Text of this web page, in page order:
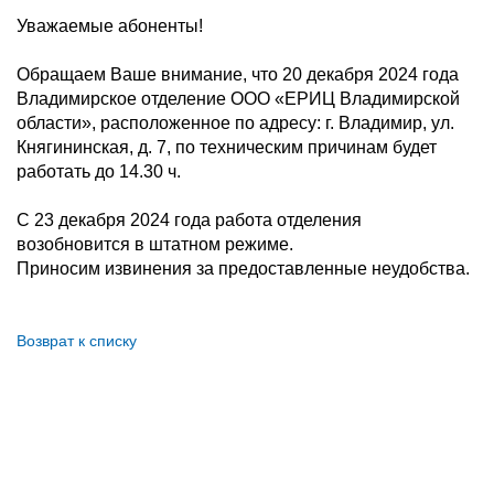
Уважаемые абоненты!
Обращаем Ваше внимание, что 20 декабря 2024 года
Владимирское отделение ООО «ЕРИЦ Владимирской
области», расположенное по адресу: г. Владимир, ул.
Княгининская, д. 7, по техническим причинам будет
работать до 14.30 ч.
С 23 декабря 2024 года работа отделения
возобновится в штатном режиме.
Приносим извинения за предоставленные неудобства.
Возврат к списку